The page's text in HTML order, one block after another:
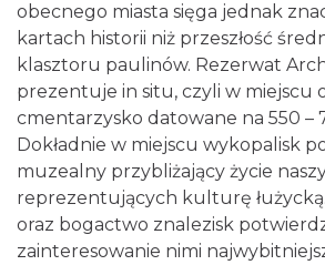
obecnego miasta sięga jednak
kartach historii niż przeszłość
klasztoru paulinów. Rezerwat
prezentuje in situ, czyli w miejscu
cmentarzysko datowane na 550 –
Dokładnie w miejscu wykopalisk
muzealny przybliżający życie
reprezentujących kulturę
oraz bogactwo znalezisk
zainteresowanie nimi